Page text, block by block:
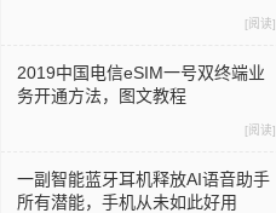
[阅读]
2019中国电信eSIM一号双终端业
务开通方法，图文教程
[阅读]
一副智能蓝牙耳机释放AI语音助手
所有潜能，手机从未如此好用